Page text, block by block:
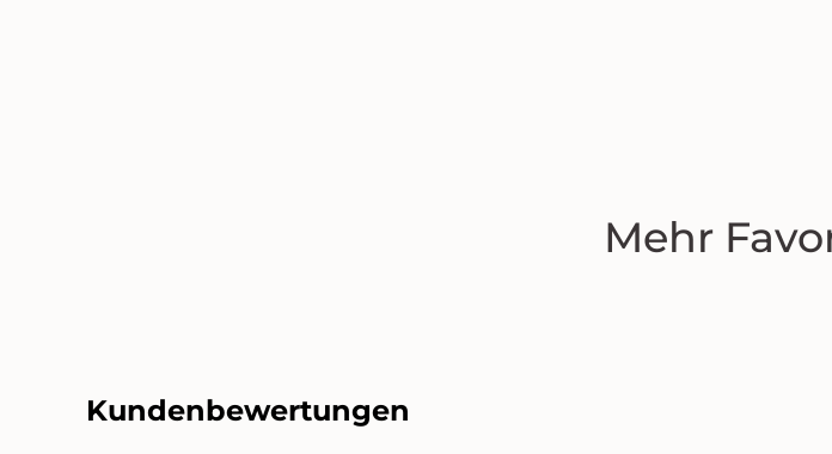
Mehr
Kundenbewertungen